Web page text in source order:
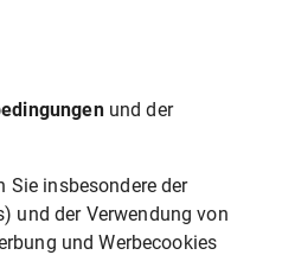
nach den
oder mit
Frist
verpflichtet. Weist eine
Mängel binnen
zur Beseitigung
Monate zu
Satz 1 oder 2
und der
insbesondere der
und der Verwendung von
und Werbecookies